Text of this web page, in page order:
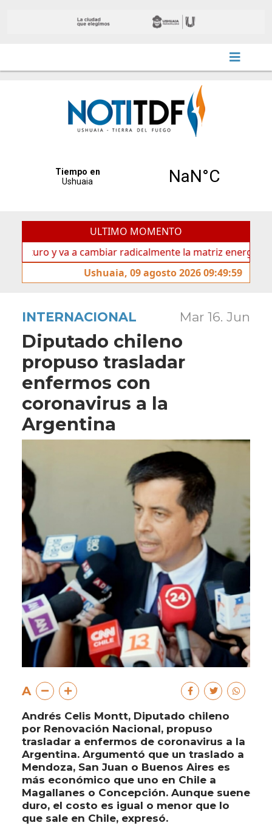
ULTIMO MOMENTO
y va a cambiar radicalmente la matriz energética de
Ushuaia, 09 agosto 2026 09:49:59
INTERNACIONAL Mar 16. Jun
Diputado chileno
propuso trasladar
enfermos con
coronavirus a la
Argentina
A
Andrés Celis Montt, Diputado chileno
por Renovación Nacional, propuso
trasladar a enfermos de coronavirus a la
Argentina. Argumentó que un traslado a
Mendoza, San Juan o Buenos Aires es
más económico que uno en Chile a
Magallanes o Concepción. Aunque suene
duro, el costo es igual o menor que lo
que sale en Chile, expresó.